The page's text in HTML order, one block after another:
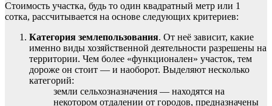
Стоимость участка, будь то один квадратный метр или 1
сотка, рассчитывается на основе следующих критериев:
Категория землепользования. От неё зависит, какие
именно виды хозяйственной деятельности разрешены на
территории. Чем более «функционален» участок, тем
дороже он стоит — и наоборот. Выделяют несколько
категорий:
земли сельхозназначения — находятся на
некотором отдалении от городов, предназначены